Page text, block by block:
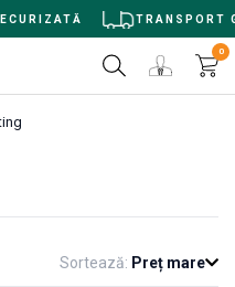
TRANSPORT
0
Sortează: Preț mare